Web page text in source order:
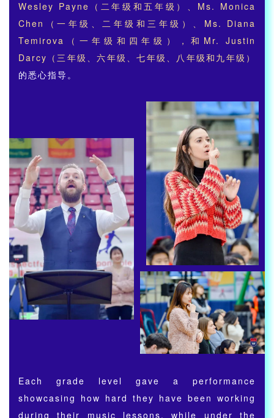
Wesley Payne（二年级和五年级）、Ms. Monica
Chen（一年级、二年级和三年级）、Ms. Diana
Temirova（一年级和四年级），和Mr. Justin
Darcy（三年级、六年级、七年级、八年级和九年级）
的悉心指导。
Each grade level gave a performance
showcasing how hard they have been working
during their music lessons, while under the